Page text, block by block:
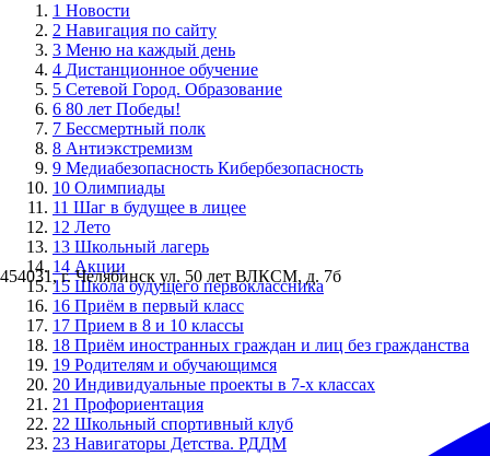
454031, г. Челябинск ул. 50 лет ВЛКСМ, д. 7б
1 Новости
2 Навигация по сайту
3 Меню на каждый день
4 Дистанционное обучение
5 Сетевой Город. Образование
6 80 лет Победы!
7 Бессмертный полк
8 Антиэкстремизм
9 Медиабезопасность Кибербезопасность
10 Олимпиады
11 Шаг в будущее в лицее
12 Лето
13 Школьный лагерь
14 Акции
15 Школа будущего первоклассника
16 Приём в первый класс
17 Прием в 8 и 10 классы
18 Приём иностранных граждан и лиц без гражданства
19 Родителям и обучающимся
20 Индивидуальные проекты в 7-х классах
21 Профориентация
22 Школьный спортивный клуб
23 Навигаторы Детства. РДДМ